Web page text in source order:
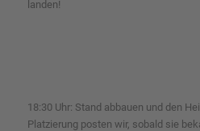
landen!
18:30 Uhr: Stand abbauen und den
Platzierung posten wir, sobald sie